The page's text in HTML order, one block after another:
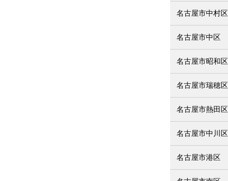
名古屋市中村区
名古屋市中区
名古屋市昭和区
名古屋市瑞穂区
名古屋市熱田区
名古屋市中川区
名古屋市港区